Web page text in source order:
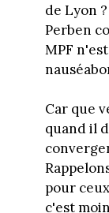
de Lyon
Perben
MPF
Car que
quand il
pour
c'est